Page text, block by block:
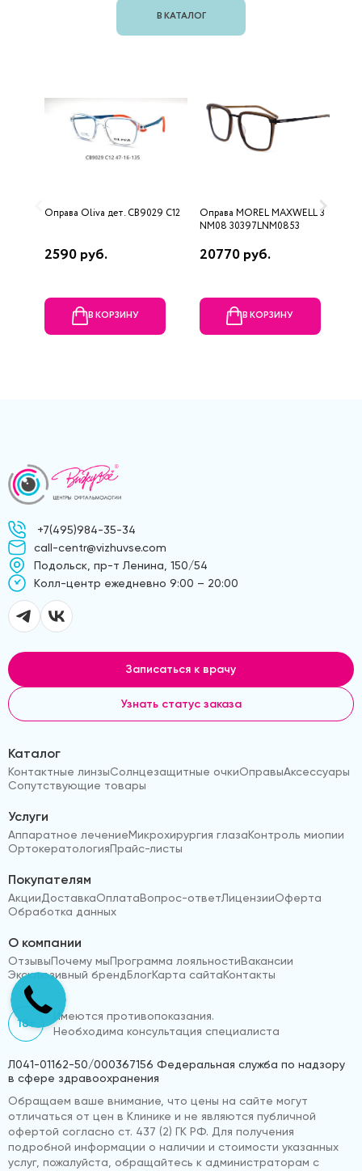
В КАТАЛОГ
Оправа Oliva дет. CB9029 C12
2590 руб.
В КОРЗИНУ
Оправа MOREL MAXWELL 3
NM08 30397LNM0853
20770 руб.
В КОРЗИНУ
+7(495)984-35-34
call-centr@vizhuvse.com
Подольск, пр-т Ленина, 150/54
Kолл-центр ежедневно 9:00 – 20:00
Записаться к врачу
Узнать статус заказа
Каталог
Контактные линзыСолнцезащитные очкиОправыАксессуары
Сопутствующие товары
Услуги
Аппаратное лечениеМикрохирургия глазаКонтроль миопии
ОртокератологияПрайс-листы
Покупателям
АкцииДоставкаОплатаВопрос-ответЛицензииОферта
Обработка данных
О компании
ОтзывыПочему мыПрограмма лояльностиВакансии
Эксклюзивный брендБлогКарта сайтаКонтакты
18+
Имеются противопоказания.
Необходима консультация специалиста
Л041-01162-50/000367156 Федеральная служба по надзору
в сфере здравоохранения
Обращаем ваше внимание, что цены на сайте могут
отличаться от цен в Клинике и не являются публичной
офертой согласно ст. 437 (2) ГК РФ. Для получения
подробной информации о наличии и стоимости указанных
услуг, пожалуйста, обращайтесь к администраторам с